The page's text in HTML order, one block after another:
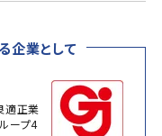
企業として
適正業
ープ4